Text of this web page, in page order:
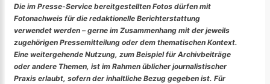
Die im Presse-Service bereitgestellten Fotos dürfen mit
Fotonachweis für die redaktionelle Berichterstattung
verwendet werden – gerne im Zusammenhang mit der jeweils
zugehörigen Pressemitteilung oder dem thematischen Kontext.
Eine weitergehende Nutzung, zum Beispiel für Archivbeiträge
oder andere Themen, ist im Rahmen üblicher journalistischer
Praxis erlaubt, sofern der inhaltliche Bezug gegeben ist. Für